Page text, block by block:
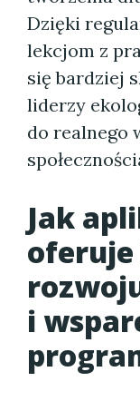
Dzięki
lekcjom z
się bardziej
liderzy
do realnego
Jak
oferuje
i